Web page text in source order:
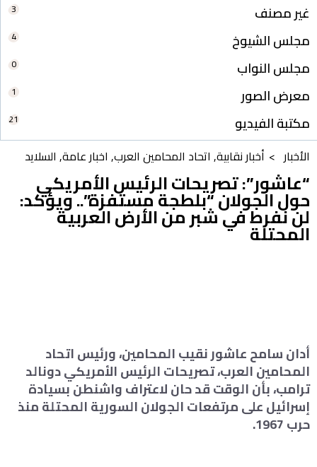
غير مصنف 3
مجلس الشيوخ 4
مجلس النواب 0
معرض الصور 1
مكتبة الفيديو 21
الأخبار > أخبار نقابية, اتحاد المحامين العرب, اخبار عامة, السلايد
“عاشور”: تصريحات الرئيس الأمريكي
حول الجولان “بلطجة مستفزة”.. ويؤكد:
لن نفرط في شبر من الأرض العربية
المحتلة
أدان سامح عاشور نقيب المحامين، ورئيس اتحاد
المحامين العرب، تصريحات الرئيس الأمريكي دونالد
ترامب، بأن الوقت قد حان لاعتراف واشنطن بسيادة
إسرائيل على مرتفعات الجولان السورية المحتلة منذ
حرب 1967.